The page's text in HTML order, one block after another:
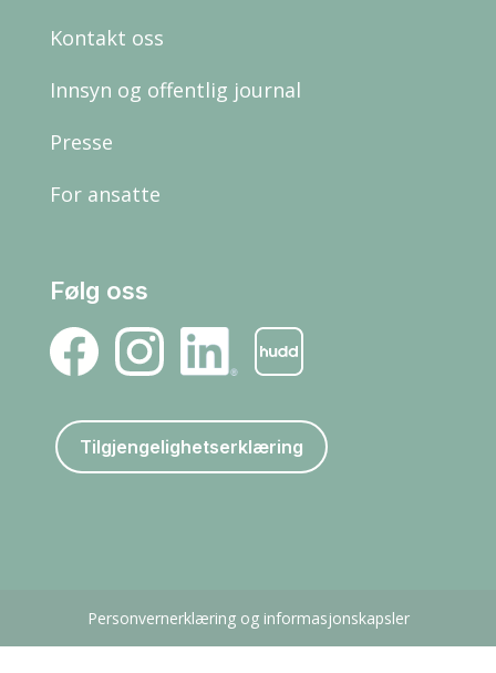
Kontakt oss
Innsyn og offentlig journal
Presse
For ansatte
Følg oss
Tilgjengelighetserklæring
Personvernerklæring og informasjonskapsler